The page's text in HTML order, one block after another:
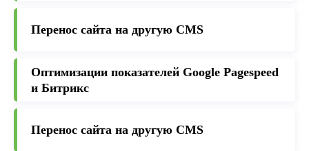
Перенос сайта на другую CMS
Оптимизации показателей Google Pagespeed
и Битрикс
Перенос сайта на другую CMS